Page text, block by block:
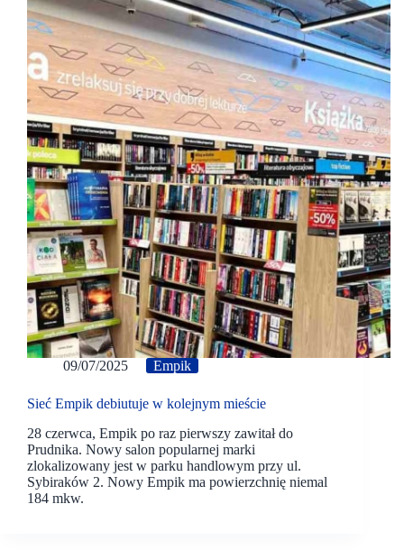
09/07/2025 Empik
Sieć Empik debiutuje w kolejnym mieście
28 czerwca, Empik po raz pierwszy zawitał do
Prudnika. Nowy salon popularnej marki
zlokalizowany jest w parku handlowym przy ul.
Sybiraków 2. Nowy Empik ma powierzchnię niemal
184 mkw.